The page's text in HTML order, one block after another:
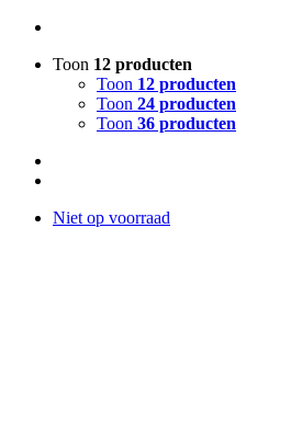
Toon 12 producten
Toon 12 producten
Toon 24 producten
Toon 36 producten
Niet op voorraad